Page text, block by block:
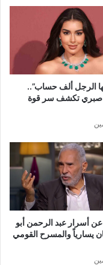
الرجل ألف حساب”..
صبري تكشف سر قوة
أسرار عبد الرحمن أبو
يسارياً والمسرح القومي